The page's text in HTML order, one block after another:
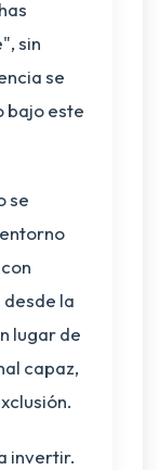
sin
se
bajo este
se
la
lugar de
capaz,
invertir.